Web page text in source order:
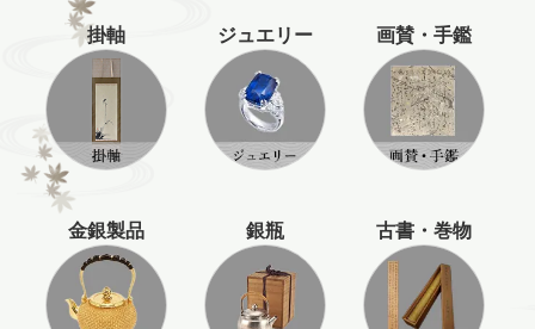
掛軸 ジュエリー 画賛・手鑑
金銀製品 銀瓶 古書・巻物